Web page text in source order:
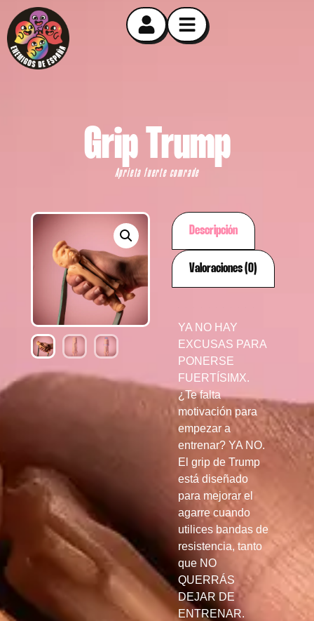
Grip Trump
Aprieta fuerte comrade
Descripción
Valoraciones (0)
YA NO HAY
EXCUSAS PARA
PONERSE
FUERTÍSIMX.
¿Te falta
motivación para
empezar a
entrenar? YA NO.
El grip de Trump
está diseñado
para mejorar el
agarre cuando
utilices bandas de
resistencia, tanto
que NO
QUERRÁS
DEJAR DE
ENTRENAR.